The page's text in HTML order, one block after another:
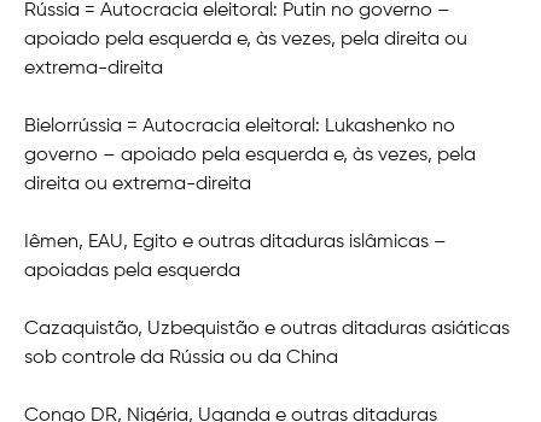
Rússia = Autocracia eleitoral: Putin no governo –
apoiado pela esquerda e, às vezes, pela direita ou
extrema-direita
Bielorrússia = Autocracia eleitoral: Lukashenko no
governo – apoiado pela esquerda e, às vezes, pela
direita ou extrema-direita
Iêmen, EAU, Egito e outras ditaduras islâmicas –
apoiadas pela esquerda
Cazaquistão, Uzbequistão e outras ditaduras asiáticas
sob controle da Rússia ou da China
Congo DR, Nigéria, Uganda e outras ditaduras